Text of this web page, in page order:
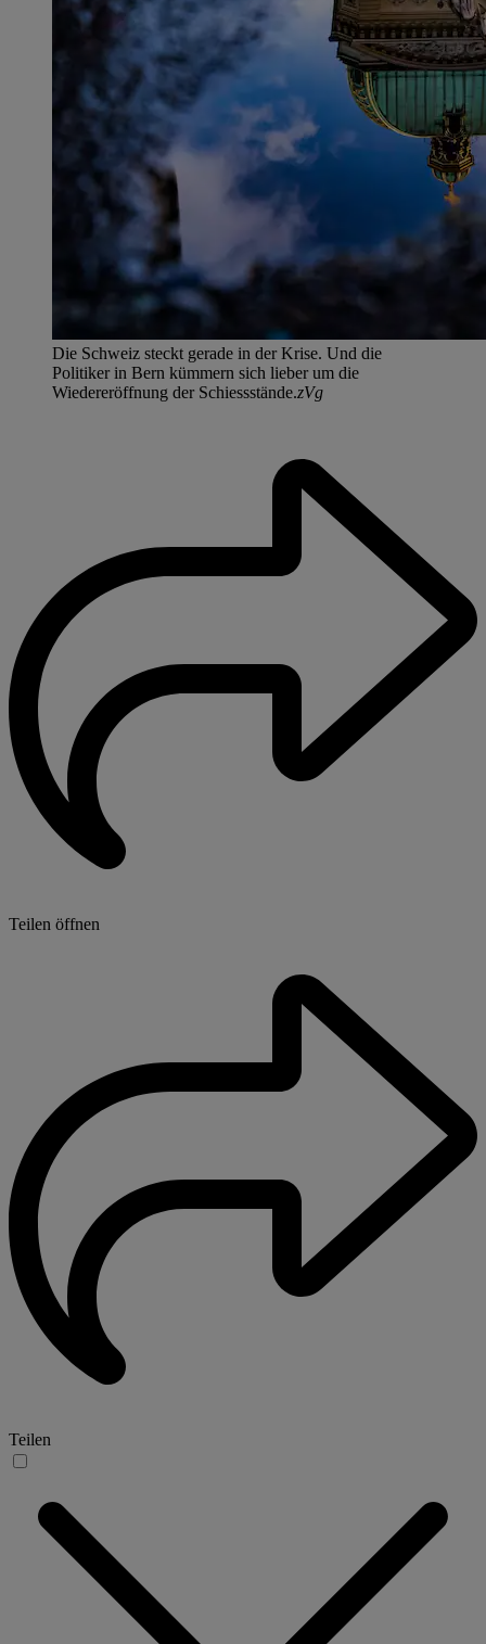
Die Schweiz steckt gerade in der Krise. Und die
Politiker in Bern kümmern sich lieber um die
Wiedereröffnung der Schiessstände.zVg
Teilen öffnen
Teilen